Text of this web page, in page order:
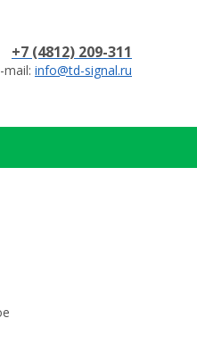
+7 (4812) 209-311
mail: info@td-signal.ru